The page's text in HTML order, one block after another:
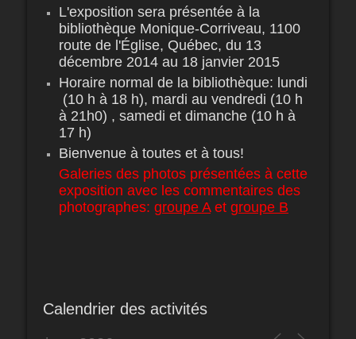
L'exposition sera présentée à la
bibliothèque Monique-Corriveau, 1100
route de l'Église, Québec, du 13
décembre 2014 au 18 janvier 2015
Horaire normal de la bibliothèque: lundi
(10 h à 18 h), mardi au vendredi (10 h
à 21h0) , samedi et dimanche (10 h à
17 h)
Bienvenue à toutes et à tous!
Galeries des photos présentées à cette
exposition avec les commentaires des
photographes: groupe Aet groupe B
Calendrier des activités